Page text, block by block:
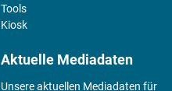
Tools
Kiosk
Aktuelle Mediadaten
Unsere aktuellen Mediadaten für